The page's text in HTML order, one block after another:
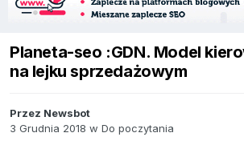
Planeta-seo :GDN. Model
na lejku sprzedażowym
Przez Newsbot
3 Grudnia 2018 w Do poczytania